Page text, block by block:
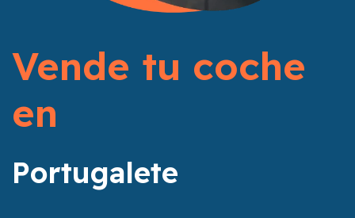
Vende tu coche
en
Portugalete